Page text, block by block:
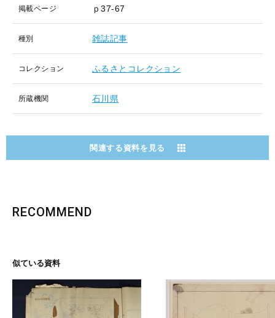
掲載ページ ｐ37-67
種別 雑誌記事
コレクション ふるさとコレクション
所蔵機関 石川県
関連する資料を見る
RECOMMEND
似ている資料